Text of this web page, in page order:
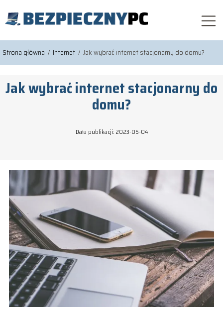
Strona główna / Internet / Jak wybrać internet stacjonarny do domu?
Jak wybrać internet stacjonarny do
domu?
Data publikacji: 2023-05-04